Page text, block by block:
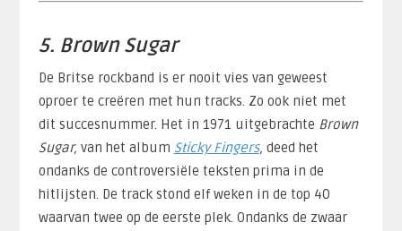
5. Brown Sugar
De Britse rockband is er nooit vies van geweest
oproer te creëren met hun tracks. Zo ook niet met
dit succesnummer. Het in 1971 uitgebrachte Brown
Sugar, van het album Sticky Fingers, deed het
ondanks de controversiële teksten prima in de
hitlijsten. De track stond elf weken in de top 40
waarvan twee op de eerste plek. Ondanks de zwaar